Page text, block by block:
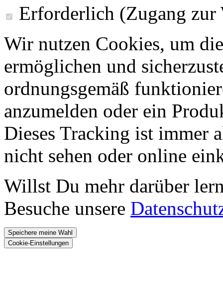
Erforderlich (Zugang zur
Wir nutzen Cookies, um
ermöglichen und
ordnungsgemäß
anzumelden oder ein
Dieses Tracking ist immer
nicht sehen oder online
Willst Du mehr darüber
Besuche unsere
Speichere meine Wahl
Cookie-Einstellungen